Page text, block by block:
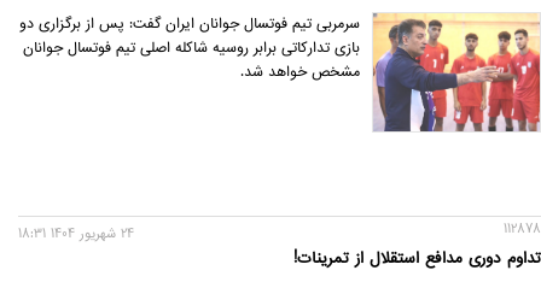
سرمربی تیم فوتسال جوانان ایران گفت: پس از برگزاری دو
بازی تدارکاتی برابر روسیه شاکله اصلی تیم فوتسال جوانان
مشخص خواهد شد.
112878
تداوم دوری مدافع استقلال از تمرینات!
24 شهريور 1404 18:31